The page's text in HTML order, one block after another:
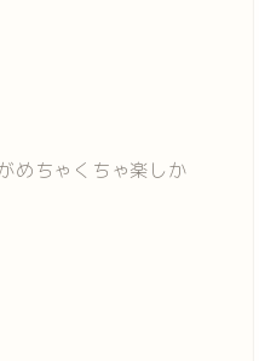
めちゃくちゃ楽しか